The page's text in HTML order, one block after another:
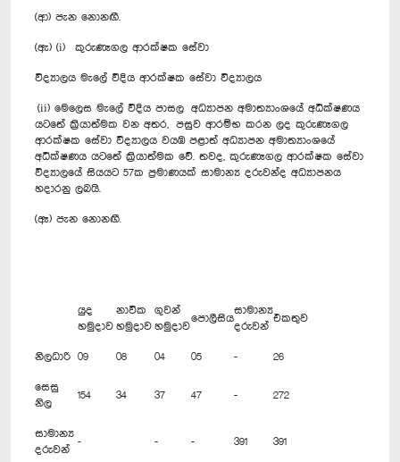
(ආ) පැන නොනඟී.
(ඇ) (i) කුරුණෑගල ආරක්ෂක සේවා
විද්‍යාලය මැලේ වීදිය ආරක්ෂක සේවා විද්‍යාලය
(ii) මෙලෙස මැලේ වීදිය පාසල අධ්‍යාපන අමාත්‍යාංශයේ අධීක්ෂණය
යටතේ ක්‍රියාත්මක වන අතර, පසුව ආරම්භ කරන ලද කුරුණෑගල
ආරක්ෂක සේවා විද්‍යාලය වයඹ පළාත් අධ්‍යාපන අමාත්‍යාංශයේ
අධීක්ෂණය යටතේ ක්‍රියාත්මක වේ. තවද, කුරුණෑගල ආරක්ෂක සේවා
විද්‍යාලයේ සියයට 57ක ප්‍රමාණයක් සාමාන්‍ය දරුවන්ද අධ්‍යාපනය
හදාරනු ලබයි.
(ඈ) පැන නොනඟී.
යුද
හමුදාව
නාවික
හමුදාව
ගුවන්
හමුදාව
පොලීසිය
සාමාන්‍ය
දරුවන්
එකතුව
නිලධාරි 09 08 04 05 - 26
සෙසු
නිල
154 34 37 47 - 272
සාමාන්‍ය
දරුවන්
- - - 391 391